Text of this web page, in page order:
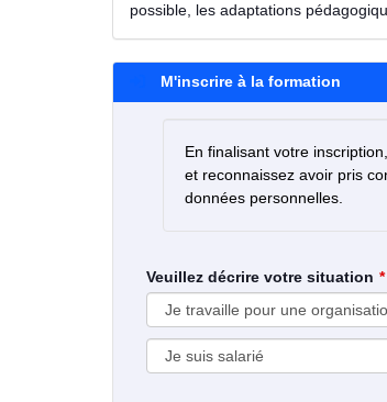
possible, les adaptations
M'inscrire à la formation
En finalisant votre
et reconnaissez avoir pris
données personnelles.
Veuillez décrire votre situation